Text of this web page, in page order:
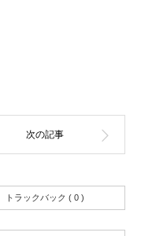
トラックバック ( 0 )